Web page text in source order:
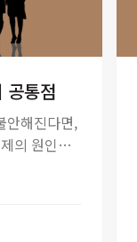
공통점
안해진다면,
의 원인을